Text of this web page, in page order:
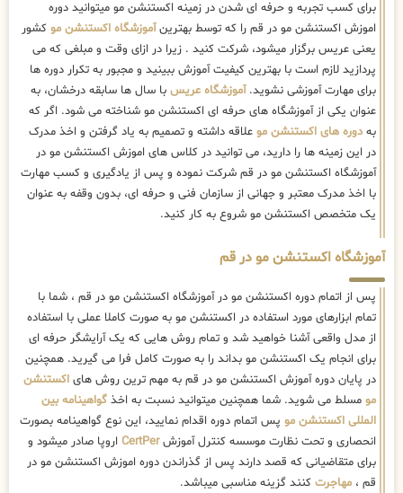
برای کسب تجربه و حرفه ای شدن در زمینه اکستنشن مو میتوانید دوره
اموزش اکستنشن مو در قم را که توسط بهترینآموزشگاه اکستنشن مو کشور
یعنی عریس برگزار میشود، شرکت کنید . زیرا در ازای وقت و مبلغی که می
پردازید لازم است با بهترین کیفیت آموزش ببینید و مجبور به تکرار دوره ها
برای مهارت آموزشی نشوید.آموزشگاه عریس با سال ها سابقه درخشان، به
عنوان یکی از آموزشگاه های حرفه ای اکستنشن مو شناخته می شود. اگر که
بهدوره های اکستنشن مو علاقه داشته و تصمیم به یاد گرفتن و اخذ مدرک
در این زمینه ها را دارید، می توانید در کلاس های اموزش اکستنشن مو در
آموزشگاه اکستنشن مو در قم شرکت نموده و پس از یادگیری و کسب مهارت
با اخذ مدرک معتبر و جهانی از سازمان فنی و حرفه ای، بدون وقفه به عنوان
یک متخصص اکستنشن مو شروع به کار کنید.
آموزشگاه اکستنشن مو در قم
پس از اتمام دوره اکستنشن مو در آموزشگاه اکستنشن مو در قم ، شما با
تمام ابزارهای مورد استفاده در اکستنشن مو به صورت کاملا عملی با استفاده
از مدل واقعی آشنا خواهید شد و تمام روش هایی که یک آرایشگر حرفه ای
برای انجام یک اکستنشن مو بداند را به صورت کامل فرا می گیرید. همچنین
در پایان دوره آموزش اکستنشن مو در قم به مهم ترین روش های اکستنشن
مو مسلط می شوید. شما همچنین میتوانید نسبت به اخذ گواهینامه بین
المللی اکستنشن مو پس اتمام دوره اقدام نمایید، این نوع گواهینامه بصورت
انحصاری و تحت نظارت موسسه کنترل آموزشCertPer اروپا صادر میشود و
برای متقاضیانی که قصد دارند پس از گذراندن دوره اموزش اکستنشن مو در
قم ، مهاجرت کنند گزینه مناسبی میباشد.